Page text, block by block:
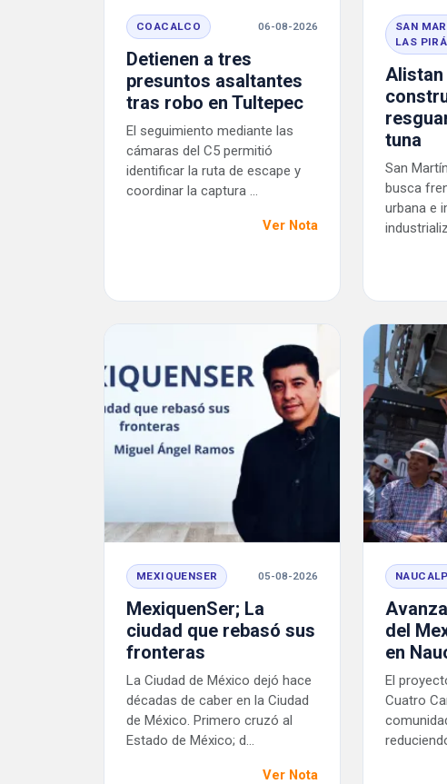
COACALCO 06-08-2026
Detienen a tres
presuntos asaltantes
tras robo en Tultepec
El seguimiento mediante las
cámaras del C5 permitió
identificar la ruta de escape y
coordinar la captura ...
Ver Nota
SAN
LAS
Alistan
tuna
San
busca
urbana e
MEXIQUENSER 05-08-2026
MexiquenSer; La
ciudad que rebasó sus
fronteras
La Ciudad de México dejó hace
décadas de caber en la Ciudad
de México. Primero cruzó al
Estado de México; d...
Ver Nota
del
en
El
Cuatro